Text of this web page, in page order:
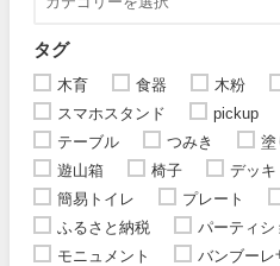
タグ
木育 食器 木粉
スマホスタンド
pickup
テーブル
つみき 塗
遊山箱
椅子 デッキ
簡易トイレ
プレート
ふるさと納税
パーティシ
モニュメント
バンブーレ